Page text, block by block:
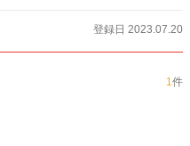
登録日 2023.07.20
1件